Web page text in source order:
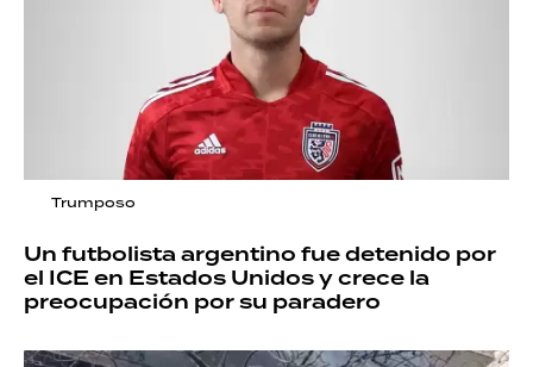
Trumposo
Un futbolista argentino fue detenido por
el ICE en Estados Unidos y crece la
preocupación por su paradero